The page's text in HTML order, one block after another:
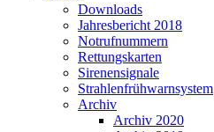
Downloads
Jahresbericht 2018
Notrufnummern
Rettungskarten
Sirenensignale
Strahlenfrühwarnsystem
Archiv
Archiv 2020